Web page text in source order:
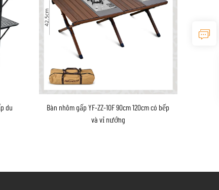
du
Bàn nhôm gấp YF-ZZ-10F 90cm 120cm có bếp
và vỉ nướng